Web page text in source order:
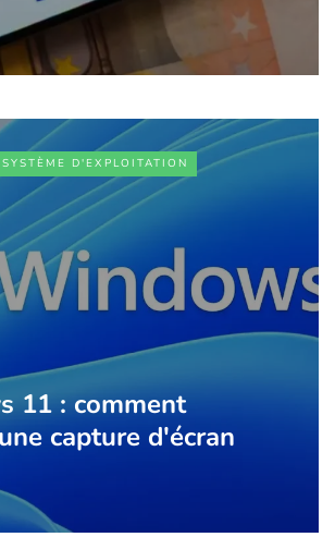
SYSTÈME D'EXPLOITATION
11 : comment
capture d'écran